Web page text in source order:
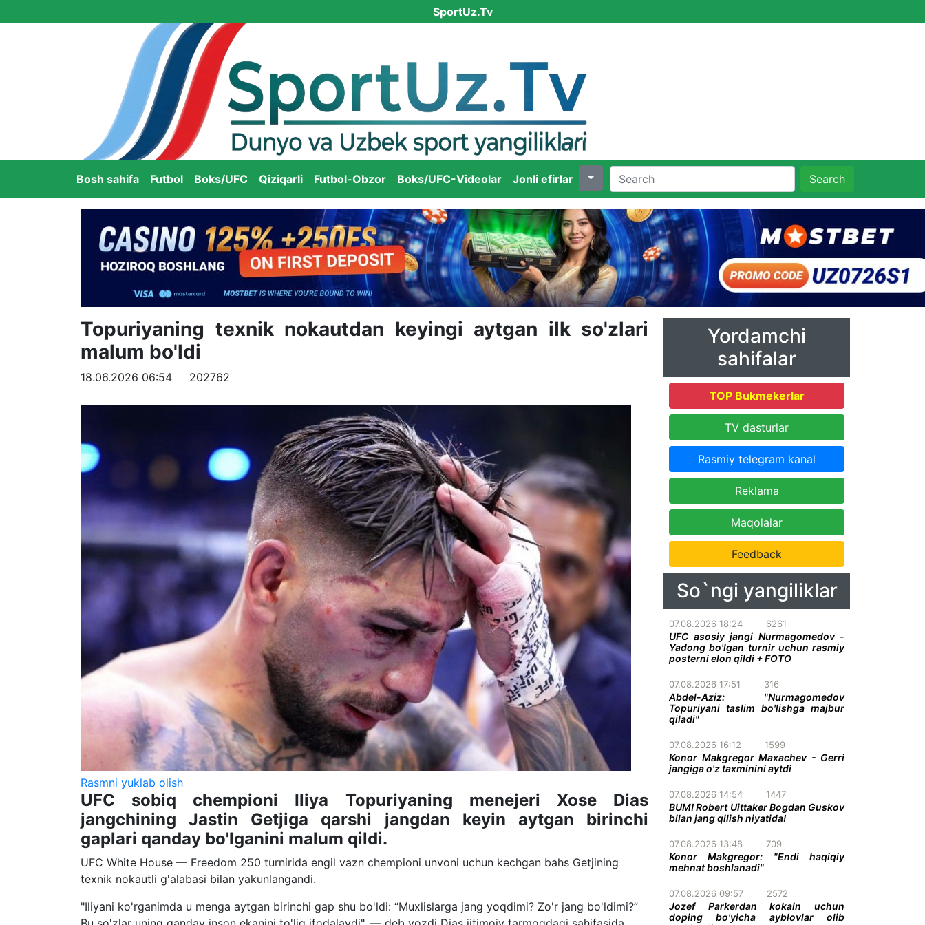
SportUz.Tv
Bosh sahifa Futbol Boks/UFC Qiziqarli Futbol-Obzor Boks/UFC-Videolar Jonli efirlar Search
Topuriyaning texnik nokautdan keyingi aytgan ilk so'zlari
malum bo'ldi
18.06.2026 06:54 202762
Rasmni yuklab olish
UFC sobiq chempioni Iliya Topuriyaning menejeri Xose Dias
jangchining Jastin Getjiga qarshi jangdan keyin aytgan birinchi
gaplari qanday bo'lganini malum qildi.
UFC White House — Freedom 250 turnirida engil vazn chempioni unvoni uchun kechgan bahs Getjining
texnik nokautli g'alabasi bilan yakunlangandi.
"Iliyani ko'rganimda u menga aytgan birinchi gap shu bo'ldi: “Muxlislarga jang yoqdimi? Zo'r jang bo'ldimi?”
Yordamchi
sahifalar
TOP Bukmekerlar
TV dasturlar
Rasmiy telegram kanal
Reklama
Maqolalar
Feedback
So`ngi yangiliklar
07.08.2026 18:24 6261
UFC asosiy jangi Nurmagomedov -
Yadong bo'lgan turnir uchun rasmiy
posterni elon qildi + FOTO
07.08.2026 17:51 316
Abdel-Aziz: "Nurmagomedov
Topuriyani taslim bo'lishga majbur
qiladi"
07.08.2026 16:12 1599
Konor Makgregor Maxachev - Gerri
jangiga o'z taxminini aytdi
07.08.2026 14:54 1447
BUM! Robert Uittaker Bogdan Guskov
bilan jang qilish niyatida!
07.08.2026 13:48 709
Konor Makgregor: "Endi haqiqiy
mehnat boshlanadi"
07.08.2026 09:57 2572
Jozef Parkerdan kokain uchun
doping bo'yicha ayblovlar olib